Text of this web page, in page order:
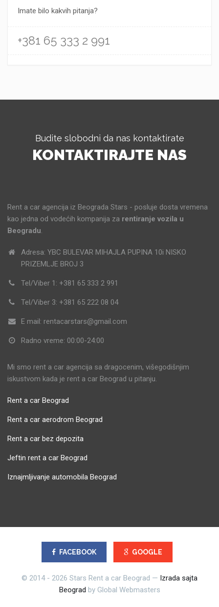
Imate bilo kakvih pitanja?
+381 65 333 2 991
Budite slobodni da nas kontaktirate
KONTAKTIRAJTE NAS
Rent a car agencija iz Beograda Stars - posluje dosta vremena
kao jedna od vodećih kompanija za rentiranje vozila u
Beogradu.
Adresa: YBC BULEVAR MIHAJLA PUPINA 10i NISKO
PRIZEMLJE BROJ 3
Tel/Viber 1: +381 65 333 2 991
Tel/Viber 3: +381 65 222 08 04
E mail: rentacarstars@gmail.com
Radno vreme: 00:00-24:00
Mi smo rent a car agencija sa dragocenim, višegodišnjim
iskustvom kada je rent a car Beograd u pitanju.
Rent a car Beograd
Rent a car aerodrom Beograd
Rent a car bez depozita
Jeftin rent a car Beograd
Iznajmljivanje automobila Beograd
FACEBOOK GOOGLE
© 2014 - 2026 Stars Rent a car Beograd — Izrada sajta
Beograd by Global Webmasters